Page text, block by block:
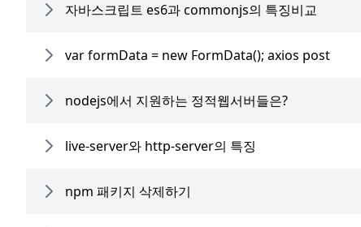
자바스크립트 es6과 commonjs의 특징비교
var formData = new FormData(); axios post
nodejs에서 지원하는 정적웹서버들은?
live-server와 http-server의 특징
npm 패키지 삭제하기